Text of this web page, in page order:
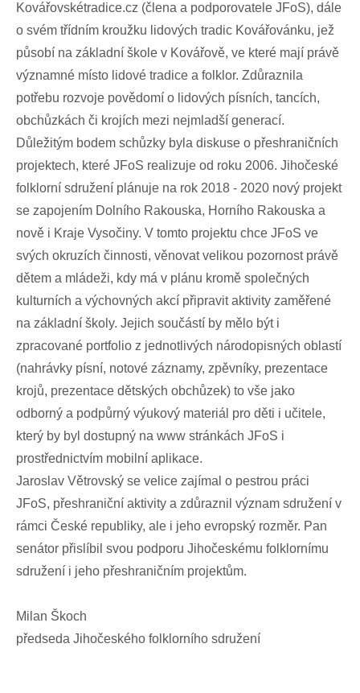
Kovářovskétradice.cz (člena a podporovatele JFoS), dále
o svém třídním kroužku lidových tradic Kovářovánku, jež
působí na základní škole v Kovářově, ve které mají právě
významné místo lidové tradice a folklor. Zdůraznila
potřebu rozvoje povědomí o lidových písních, tancích,
obchůzkách či krojích mezi nejmladší generací.
Důležitým bodem schůzky byla diskuse o přeshraničních
projektech, které JFoS realizuje od roku 2006. Jihočeské
folklorní sdružení plánuje na rok 2018 - 2020 nový projekt
se zapojením Dolního Rakouska, Horního Rakouska a
nově i Kraje Vysočiny. V tomto projektu chce JFoS ve
svých okruzích činnosti, věnovat velikou pozornost právě
dětem a mládeži, kdy má v plánu kromě společných
kulturních a výchovných akcí připravit aktivity zaměřené
na základní školy. Jejich součástí by mělo být i
zpracované portfolio z jednotlivých národopisných oblastí
(nahrávky písní, notové záznamy, zpěvníky, prezentace
krojů, prezentace dětských obchůzek) to vše jako
odborný a podpůrný výukový materiál pro děti i učitele,
který by byl dostupný na www stránkách JFoS i
prostřednictvím mobilní aplikace.
Jaroslav Větrovský se velice zajímal o pestrou práci
JFoS, přeshraniční aktivity a zdůraznil význam sdružení v
rámci České republiky, ale i jeho evropský rozměr. Pan
senátor přislíbil svou podporu Jihočeskému folklornímu
sdružení i jeho přeshraničním projektům.
Milan Škoch
předseda Jihočeského folklorního sdružení